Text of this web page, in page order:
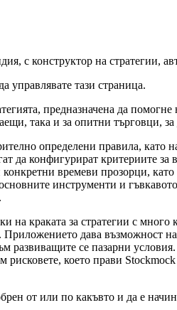
с конструктор на стратегии,
управлявате тази страница.
предназначена да
така и за опитни търговци,
определени правила, като
да конфигурират критериите
времеви прозорци, като
инструменти и
краката за стратегии с
дава възможност
развиващите се пазарни
което прави
от или по какъвто и да е